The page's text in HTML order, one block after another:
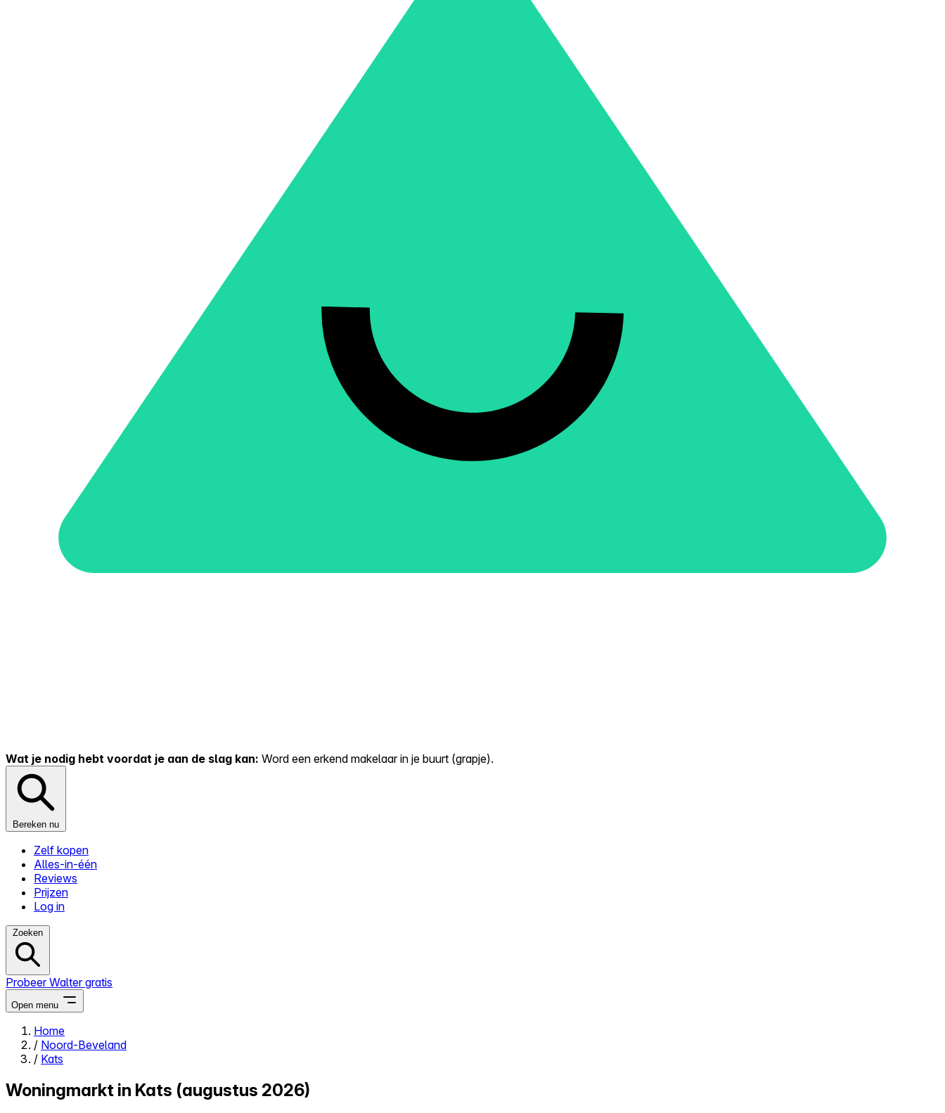
Wat je nodig hebt voordat je aan de slag kan: Word een erkend makelaar in je buurt (grapje).
Bereken nu
Zelf kopen
Alles-in-één
Reviews
Prijzen
Log in
Zoeken
Probeer Walter gratis
Open menu
Close menu
Home
/ Noord-Beveland
/ Kats
Woningmarkt in Kats (augustus 2026)